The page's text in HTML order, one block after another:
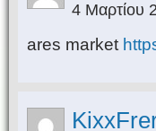
4 Μαρτίου
ares market